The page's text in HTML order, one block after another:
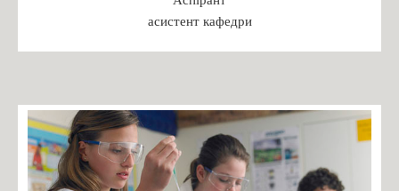
Переддипломна практика
Робочі програми практики 2024
ПРАКТИКА: РЕКОМЕНДАЦІЇ ДО ОРГАНІЗАЦІЇ,
асистент кафедри